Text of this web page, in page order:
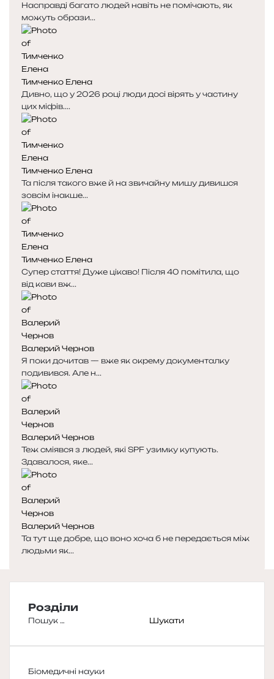
Насправді багато людей навіть не помічають, як
можуть образи...
Тимченко Елена
Дивно, що у 2026 році люди досі вірять у частину
цих міфів....
Тимченко Елена
Та після такого вже й на звичайну мишу дивишся
зовсім інакше...
Тимченко Елена
Супер стаття! Дуже цікаво! Після 40 помітила, що
від кави вж...
Валерий Чернов
Я поки дочитав — вже як окрему документалку
подивився. Але н...
Валерий Чернов
Теж сміявся з людей, які SPF узимку купують.
Здавалося, яке...
Валерий Чернов
Та тут ще добре, що воно хоча б не передається між
людьми як...
Розділи
Пошук:
Біомедичні науки